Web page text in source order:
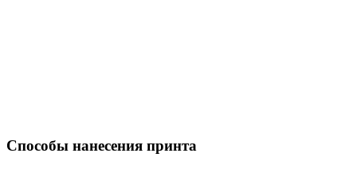
Способы нанесения принта